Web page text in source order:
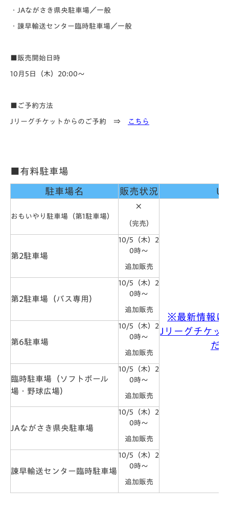
・JAながさき県央駐車場／一般
・諫早輸送センター臨時駐車場／一般
■販売開始日時
10月5日（木）20:00～
■ご予約方法
Jリーグチケットからのご予約 ⇒ こちら
■有料駐車場
駐車場名 販売状況
おもいやり駐車場（第1駐車場）
×
（完売）
※最新情報に
Jリーグチケッ
だ
第2駐車場
10/5（木）2
0時～
追加販売
第2駐車場（バス専用）
10/5（木）2
0時～
追加販売
第6駐車場
10/5（木）2
0時～
追加販売
臨時駐車場（ソフトボール
場・野球広場）
10/5（木）2
0時～
追加販売
JAながさき県央駐車場
10/5（木）2
0時～
追加販売
諫早輸送センター臨時駐車場
10/5（木）2
0時～
追加販売